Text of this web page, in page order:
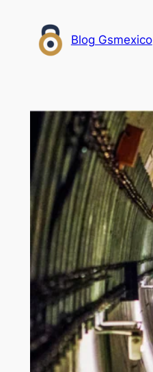
contenido
Blog Gsmexico